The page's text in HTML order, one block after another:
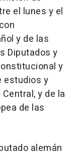
el lunes y el
y de las
Diputados y
y
estudios y
y de la
de las
alemán